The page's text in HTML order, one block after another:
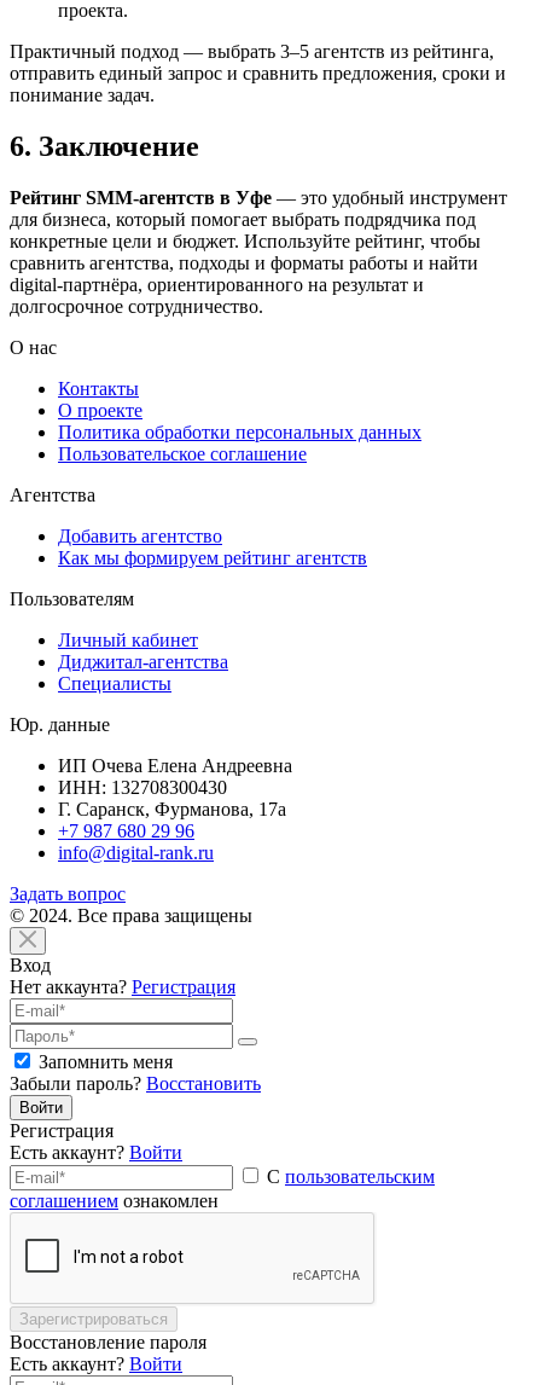
проекта.
Практичный подход — выбрать 3–5 агентств из рейтинга,
отправить единый запрос и сравнить предложения, сроки и
понимание задач.
6. Заключение
Рейтинг SMM‑агентств в Уфе — это удобный инструмент
для бизнеса, который помогает выбрать подрядчика под
конкретные цели и бюджет. Используйте рейтинг, чтобы
сравнить агентства, подходы и форматы работы и найти
digital-партнёра, ориентированного на результат и
долгосрочное сотрудничество.
О нас
Контакты
О проекте
Политика обработки персональных данных
Пользовательское соглашение
Агентства
Добавить агентство
Как мы формируем рейтинг агентств
Пользователям
Личный кабинет
Диджитал-агентства
Специалисты
Юр. данные
ИП Очева Елена Андреевна
ИНН: 132708300430
Г. Саранск, Фурманова, 17а
+7 987 680 29 96
info@digital-rank.ru
Задать вопрос
© 2024. Все права защищены
Вход
Нет аккаунта? Регистрация
Запомнить меня
Забыли пароль? Восстановить
Войти
Регистрация
Есть аккаунт? Войти
С пользовательским
соглашением ознакомлен
Зарегистрироваться
Восстановление пароля
Есть аккаунт? Войти